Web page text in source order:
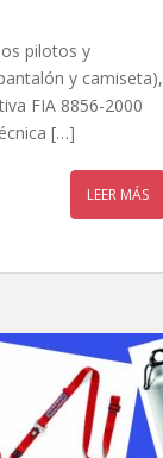
pilotos y
y camiseta),
FIA 8856-2000
[…]
LEER MÁS